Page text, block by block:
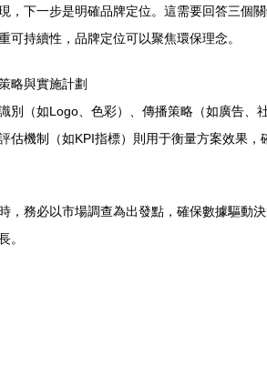
，下一步是明確品牌定位。這需要回答三個
可持續性，品牌定位可以聚焦環保理念。
略與實施計劃
別（如Logo、色彩）、傳播策略（如廣告
估機制（如KPI指標）則用于衡量方案效果，
，務必以市場調查為出發點，確保數據驅動
。